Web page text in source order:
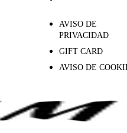
AVISO DE
PRIVACIDAD
GIFT CARD
AVISO DE